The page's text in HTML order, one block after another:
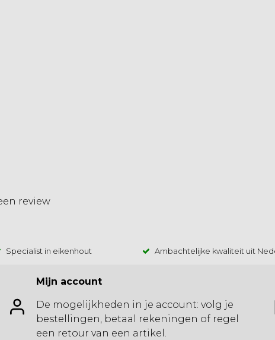
review
Specialist in eikenhout Ambachtelijke kwaliteit uit
Mijn account
De mogelijkheden in je account: volg je
bestellingen, betaal rekeningen of regel
een retour van een artikel.